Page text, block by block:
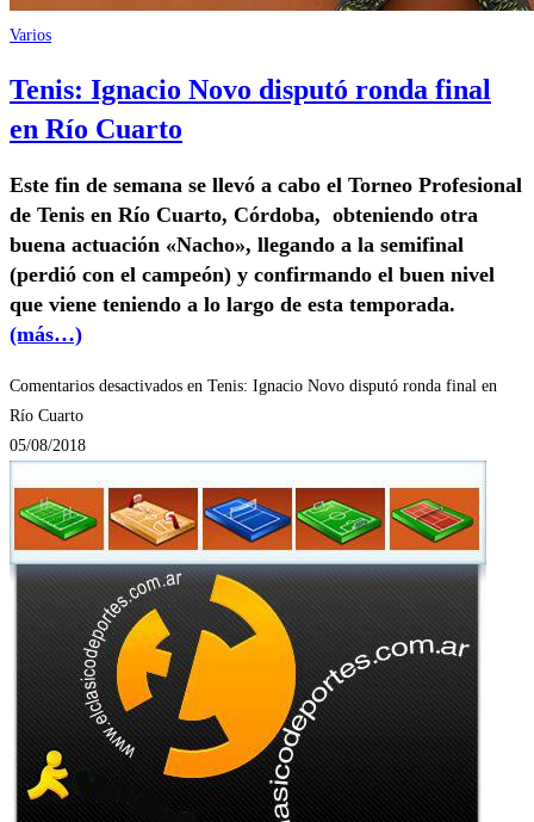
Varios
Tenis: Ignacio Novo disputó ronda final
en Río Cuarto
Este fin de semana se llevó a cabo el Torneo Profesional
de Tenis en Río Cuarto, Córdoba, obteniendo otra
buena actuación «Nacho», llegando a la semifinal
(perdió con el campeón) y confirmando el buen nivel
que viene teniendo a lo largo de esta temporada.
(más…)
Comentarios desactivados en Tenis: Ignacio Novo disputó ronda final en
Río Cuarto
05/08/2018